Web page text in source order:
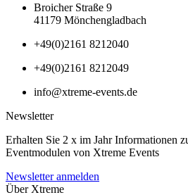
Broicher Straße 9
41179 Mönchengladbach
+49(0)2161 8212040
+49(0)2161 8212049
info@xtreme-events.de
Newsletter
Erhalten Sie 2 x im Jahr Informationen
Eventmodulen von Xtreme Events
Newsletter anmelden
Über Xtreme